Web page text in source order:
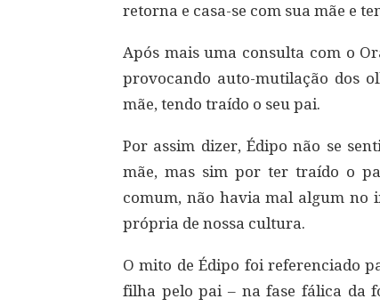
retorna e casa-se com sua mãe e
Após mais uma consulta com o
provocando auto-mutilação dos
mãe, tendo traído o seu pai.
Por assim dizer, Édipo não se
mãe, mas sim por ter traído o
comum, não havia mal algum no
própria de nossa cultura.
O mito de Édipo foi referenciado
filha pelo pai – na fase fálica da